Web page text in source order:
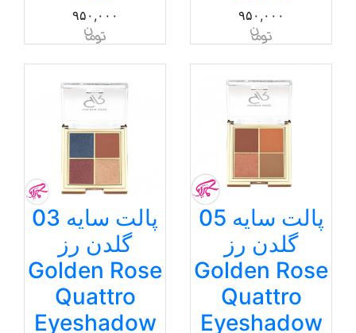
۹۵۰,۰۰۰ ۹۵۰,۰۰۰
پالت سایه 05
گلدن رز
Golden Rose
Quattro
Eyeshadow
پالت سایه 03
گلدن رز
Golden Rose
Quattro
Eyeshadow